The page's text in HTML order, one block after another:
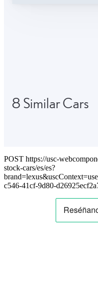
8 Similar Cars
POST https://usc-
stock-cars/es/es?
c546-41cf-9d80-